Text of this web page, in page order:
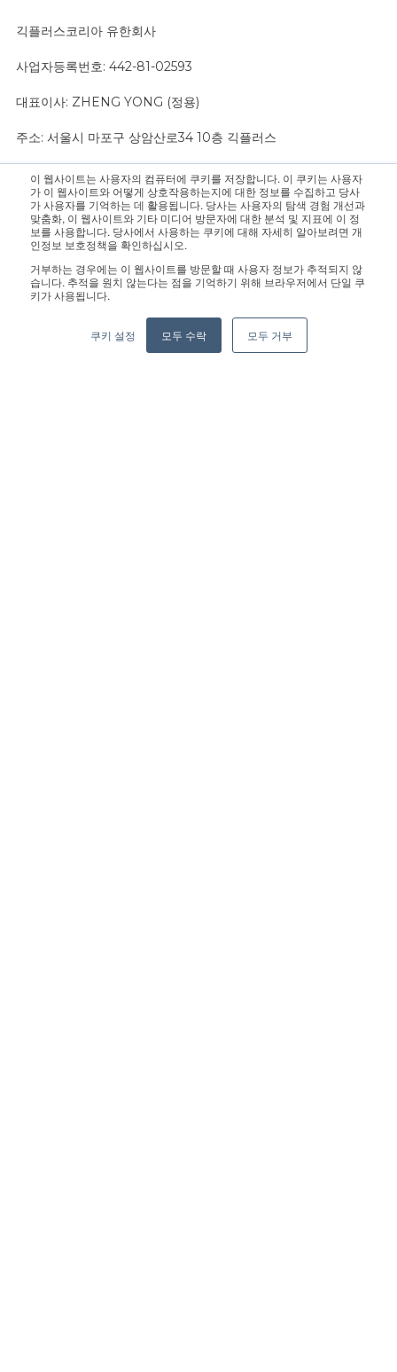
이 웹사이트는 사용자의 컴퓨터에 쿠키를 저장합니다. 이 쿠키는 사용자
가 이 웹사이트와 어떻게 상호작용하는지에 대한 정보를 수집하고 당사
가 사용자를 기억하는 데 활용됩니다. 당사는 사용자의 탐색 경험 개선과
맞춤화, 이 웹사이트와 기타 미디어 방문자에 대한 분석 및 지표에 이 정
보를 사용합니다. 당사에서 사용하는 쿠키에 대해 자세히 알아보려면 개
인정보 보호정책을 확인하십시오.
거부하는 경우에는 이 웹사이트를 방문할 때 사용자 정보가 추적되지 않
습니다. 추적을 원치 않는다는 점을 기억하기 위해 브라우저에서 단일 쿠
키가 사용됩니다.
쿠키 설정 모두 수락 모두 거부
긱플러스코리아 유한회사
사업자등록번호: 442-81-02593
대표이사: ZHENG YONG (정용)
주소: 서울시 마포구 상암산로34 10층 긱플러스
문의 사항은 영업팀으로 연락 주십시오.:sales@geekplus.com. 홍
보 관련 문의는 홍보팀으로 연락 바랍니다.:pr@geekplus.com
Copyright © 2026 Geekplus Technology Co., Ltd. All rights
reserved.